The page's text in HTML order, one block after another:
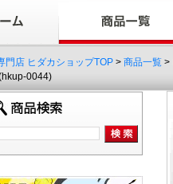
門店 ヒダカショップTOP > 商品一覧 >
0044)